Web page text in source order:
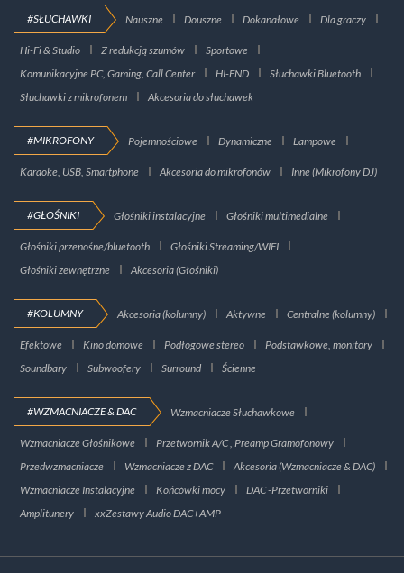
#SŁUCHAWKI Nauszne Douszne Dokanałowe Dla graczy
Hi-Fi & Studio Z redukcją szumów
Sportowe
Komunikacyjne PC, Gaming, Call Center
HI-END
Słuchawki Bluetooth
Słuchawki z mikrofonem
Akcesoria do słuchawek
#MIKROFONY Pojemnościowe Dynamiczne Lampowe
Karaoke, USB, Smartphone Akcesoria do mikrofonów Inne (Mikrofony DJ)
#GŁOŚNIKI Głośniki instalacyjne Głośniki multimedialne
Głośniki przenośne/bluetooth
Głośniki Streaming/WIFI
Głośniki zewnętrzne
Akcesoria (Głośniki)
#KOLUMNY Akcesoria (kolumny) Aktywne Centralne (kolumny)
Efektowe Kino domowe Podłogowe stereo
Podstawkowe, monitory
Soundbary
Subwoofery Surround Ścienne
#WZMACNIACZE & DAC Wzmacniacze Słuchawkowe
Wzmacniacze Głośnikowe
Przetwornik A/C , Preamp Gramofonowy
Przedwzmacniacze
Wzmacniacze z DAC
Akcesoria (Wzmacniacze & DAC)
Wzmacniacze Instalacyjne
Końcówki mocy
DAC -Przetworniki
Amplitunery
xxZestawy Audio DAC+AMP